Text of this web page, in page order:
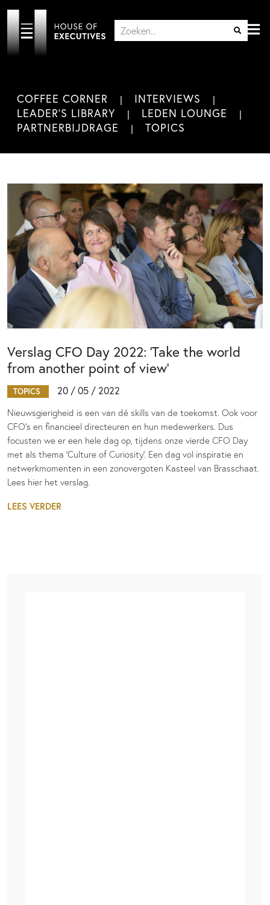
COFFEE CORNER
INTERVIEWS
LEADER'S LIBRARY
LEDEN LOUNGE
PARTNERBIJDRAGE
TOPICS
Verslag CFO Day 2022: ‘Take the world
from another point of view’
TOPICS 20 / 05 / 2022
Nieuwsgierigheid is een van dé skills van de toekomst. Ook voor
CFO’s en financieel directeuren en hun medewerkers. Dus
focusten we er een hele dag op, tijdens onze vierde CFO Day
met als thema 'Culture of Curiosity'. Een dag vol inspiratie en
netwerkmomenten in een zonovergoten Kasteel van Brasschaat.
Lees hier het verslag.
LEES VERDER